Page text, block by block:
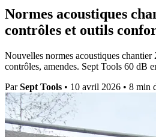
Normes acoustiques
contrôles et outils
Nouvelles normes acoustiques chantier
contrôles, amendes. Sept Tools 60 dB
ParSept Tools • 10 avril 2026 • 8 min